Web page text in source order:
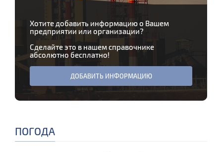
Хотите добавить информацию о Вашем
предприятии или организации?
Сделайте это в нашем справочнике
абсолютно бесплатно!
ДОБАВИТЬ ИНФОРМАЦИЮ
ПОГОДА